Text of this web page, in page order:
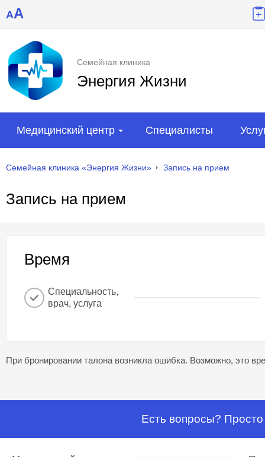
AA
Семейная клиника
Энергия Жизни
Медицинский центр Специалисты
Семейная клиника «Энергия Жизни» Запись на прием
Запись на прием
Время
Специальность,
врач, услуга
При бронировании талона возникла ошибка. Возможно, это
Есть вопросы?